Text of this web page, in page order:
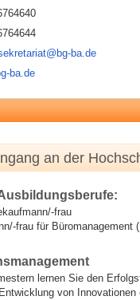
ba.de
ba.de
an der
frau
frau für Büromanagement
lernen Sie den
von